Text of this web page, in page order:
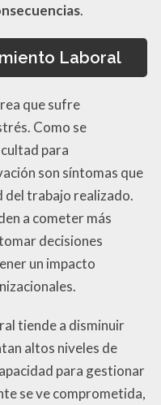
.
Laboral
que sufre
Como se
para
son síntomas que
del trabajo realizado.
a cometer más
decisiones
un impacto
tiende a disminuir
altos niveles de
para gestionar
se ve comprometida,